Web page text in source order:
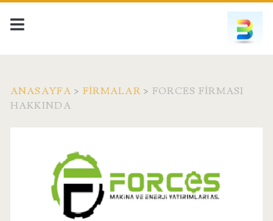
ANASAYFA > FIRMALAR> FORCES FIRMASI
HAKKINDA